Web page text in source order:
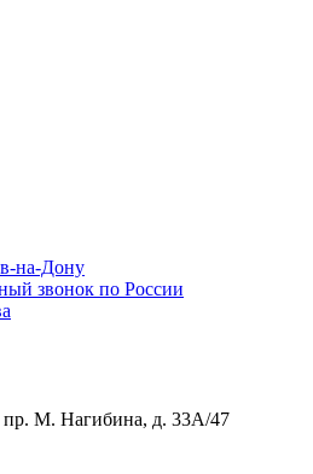
на-Дону
звонок по России
пр. М. Нагибина, д. 33А/47